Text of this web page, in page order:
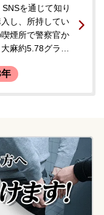
を通じて知り
し、所持してい
煙所で警察官か
麻約5.78グラム
察からは、大麻
務所へ相談に来